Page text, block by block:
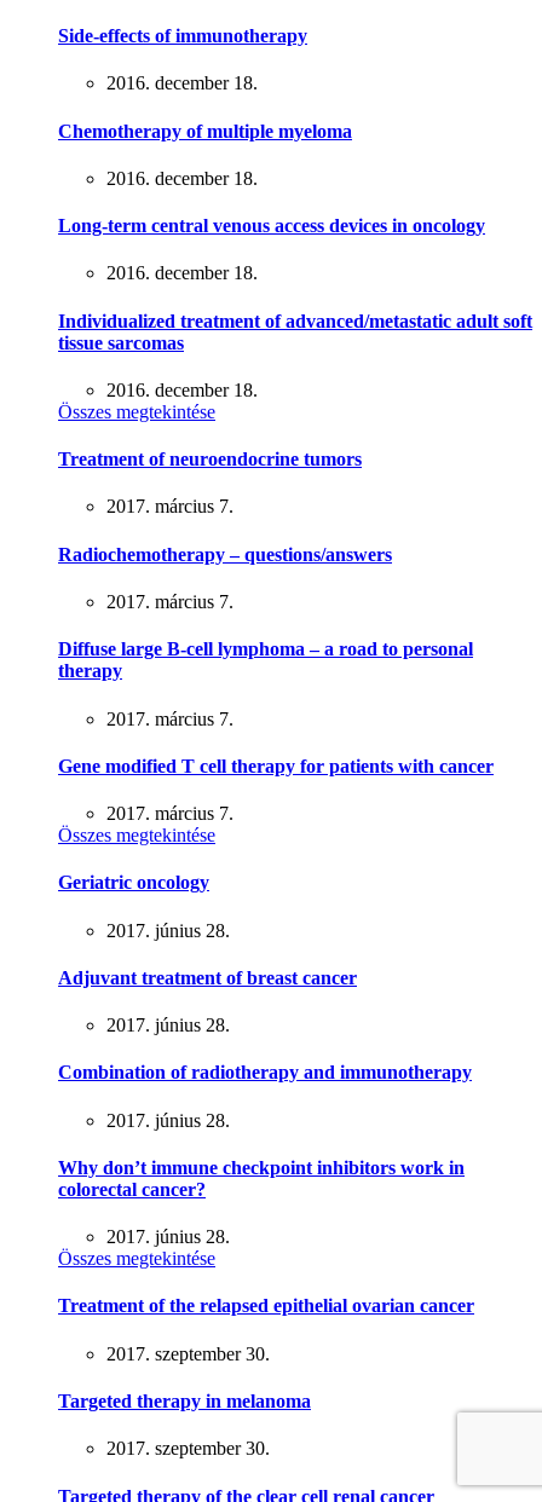
Side-effects of immunotherapy
2016. december 18.
Chemotherapy of multiple myeloma
2016. december 18.
Long-term central venous access devices in oncology
2016. december 18.
Individualized treatment of advanced/metastatic adult soft
tissue sarcomas
2016. december 18.
Összes megtekintése
Treatment of neuroendocrine tumors
2017. március 7.
Radiochemotherapy – questions/answers
2017. március 7.
Diffuse large B-cell lymphoma – a road to personal
therapy
2017. március 7.
Gene modified T cell therapy for patients with cancer
2017. március 7.
Összes megtekintése
Geriatric oncology
2017. június 28.
Adjuvant treatment of breast cancer
2017. június 28.
Combination of radiotherapy and immunotherapy
2017. június 28.
Why don’t immune checkpoint inhibitors work in
colorectal cancer?
2017. június 28.
Összes megtekintése
Treatment of the relapsed epithelial ovarian cancer
2017. szeptember 30.
Targeted therapy in melanoma
2017. szeptember 30.
Targeted therapy of the clear cell renal cancer